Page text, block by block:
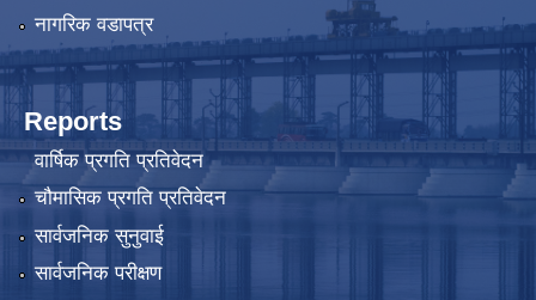
नागरिक वडापत्र
Reports
वार्षिक प्रगति प्रतिवेदन
चौमासिक प्रगति प्रतिवेदन
सार्वजनिक सुनुवाई
सार्वजनिक परीक्षण